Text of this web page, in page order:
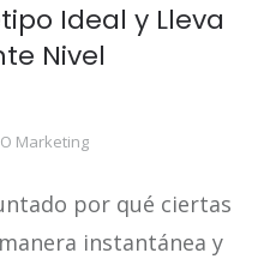
Ideal y Lleva
Nivel
Marketing
por qué ciertas
instantánea y